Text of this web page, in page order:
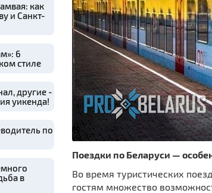
как
и Санкт-
6
стиле
другие -
уикенда!
по
в
Поездки по Беларуси —
Во время туристических
гостям множество